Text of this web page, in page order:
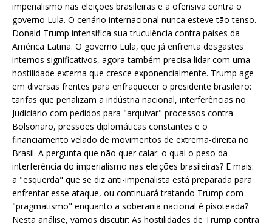
imperialismo nas eleições brasileiras e a ofensiva contra o
governo Lula. O cenário internacional nunca esteve tão tenso.
Donald Trump intensifica sua truculência contra países da
América Latina. O governo Lula, que já enfrenta desgastes
internos significativos, agora também precisa lidar com uma
hostilidade externa que cresce exponencialmente. Trump age
em diversas frentes para enfraquecer o presidente brasileiro:
tarifas que penalizam a indústria nacional, interferências no
Judiciário com pedidos para "arquivar" processos contra
Bolsonaro, pressões diplomáticas constantes e o
financiamento velado de movimentos de extrema-direita no
Brasil. A pergunta que não quer calar: o qual o peso da
interferência do imperialismo nas eleições brasileiras? E mais:
a "esquerda" que se diz anti-imperialista está preparada para
enfrentar esse ataque, ou continuará tratando Trump com
"pragmatismo" enquanto a soberania nacional é pisoteada?
Nesta análise, vamos discutir: As hostilidades de Trump contra